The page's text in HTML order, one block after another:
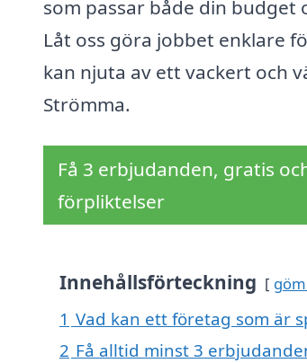
som passar både din budget
Låt oss göra jobbet enklare
kan njuta av ett vackert och
Strömma.
Få 3 erbjudanden, gratis
förpliktelser
Innehållsförteckning
1 Vad kan ett företag som är
2 Få alltid minst 3